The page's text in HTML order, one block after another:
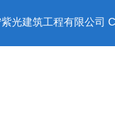
光建筑工程有限公司